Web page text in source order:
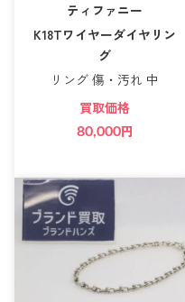
ティファニー
K18Tワイヤーダイヤリン
グ
リング 傷・汚れ 中
買取価格
80,000円